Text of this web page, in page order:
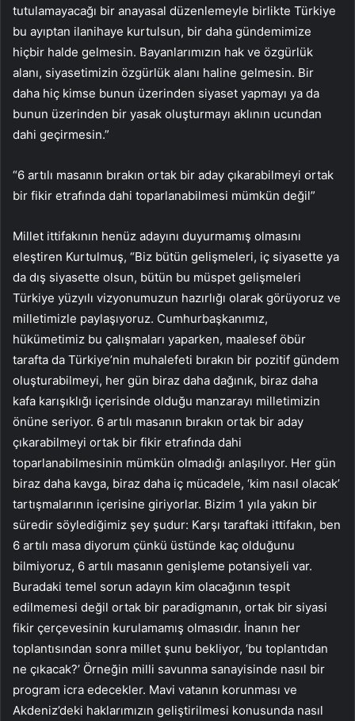
tutulamayacağı bir anayasal düzenlemeyle birlikte Türkiye
bu ayıptan ilanihaye kurtulsun, bir daha gündemimize
hiçbir halde gelmesin. Bayanlarımızın hak ve özgürlük
alanı, siyasetimizin özgürlük alanı haline gelmesin. Bir
daha hiç kimse bunun üzerinden siyaset yapmayı ya da
bunun üzerinden bir yasak oluşturmayı aklının ucundan
dahi geçirmesin.”
“6 artılı masanın bırakın ortak bir aday çıkarabilmeyi ortak
bir fikir etrafında dahi toparlanabilmesi mümkün değil”
Millet ittifakının henüz adayını duyurmamış olmasını
eleştiren Kurtulmuş, “Biz bütün gelişmeleri, iç siyasette ya
da dış siyasette olsun, bütün bu müspet gelişmeleri
Türkiye yüzyılı vizyonumuzun hazırlığı olarak görüyoruz ve
milletimizle paylaşıyoruz. Cumhurbaşkanımız,
hükümetimiz bu çalışmaları yaparken, maalesef öbür
tarafta da Türkiye’nin muhalefeti bırakın bir pozitif gündem
oluşturabilmeyi, her gün biraz daha dağınık, biraz daha
kafa karışıklığı içerisinde olduğu manzarayı milletimizin
önüne seriyor. 6 artılı masanın bırakın ortak bir aday
çıkarabilmeyi ortak bir fikir etrafında dahi
toparlanabilmesinin mümkün olmadığı anlaşılıyor. Her gün
biraz daha kavga, biraz daha iç mücadele, ‘kim nasıl olacak’
tartışmalarının içerisine giriyorlar. Bizim 1 yıla yakın bir
süredir söylediğimiz şey şudur: Karşı taraftaki ittifakın, ben
6 artılı masa diyorum çünkü üstünde kaç olduğunu
bilmiyoruz, 6 artılı masanın genişleme potansiyeli var.
Buradaki temel sorun adayın kim olacağının tespit
edilmemesi değil ortak bir paradigmanın, ortak bir siyasi
fikir çerçevesinin kurulamamış olmasıdır. İnanın her
toplantısından sonra millet şunu bekliyor, ‘bu toplantıdan
ne çıkacak?’ Örneğin milli savunma sanayisinde nasıl bir
program icra edecekler. Mavi vatanın korunması ve
Akdeniz’deki haklarımızın geliştirilmesi konusunda nasıl